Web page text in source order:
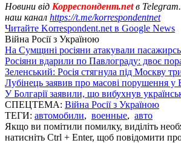
Новини від Корреспондент.netв
наш канал https://t.me/korrespondentnet
Читайте Korrespondent.net в Google News
Війна Росії з Україною
На Сумщині росіяни атакували
Росіяни вдарили по Павлограду: двоє
Зеленський: Росія стягнула під Москву
Лубінець заявив про масові порушення у
У Болгарії заявили, що вибухнув
СПЕЦТЕМА: Війна Росії з Україною
ТЕГИ: автомобили, военные, авто
Якщо ви помітили помилку, виділіть
натисніть Ctrl + Enter, щоб повідомити